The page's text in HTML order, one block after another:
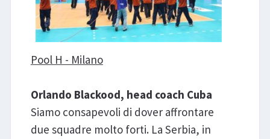
Pool H - Milano
Orlando Blackood, head coach Cuba
Siamo consapevoli di dover affrontare
due squadre molto forti. La Serbia, in